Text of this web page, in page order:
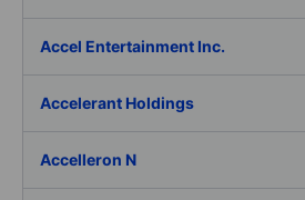
Accel Entertainment Inc.
Accelerant Holdings
Accelleron N